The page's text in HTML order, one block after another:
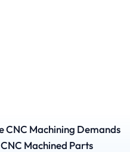
CNC Machining Demands
Machined Parts